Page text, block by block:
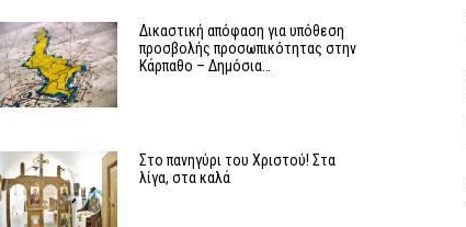
Δικαστική απόφαση για υπόθεση
προσβολής προσωπικότητας στην
Κάρπαθο – Δημόσια…
Στο πανηγύρι του Χριστού! Στα
λίγα, στα καλά